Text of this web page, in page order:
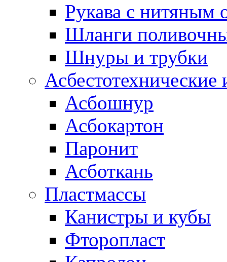
Рукава с нитяным
Шланги
Шнуры и трубки
Асбестотехнические
Асбошнур
Асбокартон
Паронит
Асботкань
Пластмассы
Канистры и кубы
Фторопласт